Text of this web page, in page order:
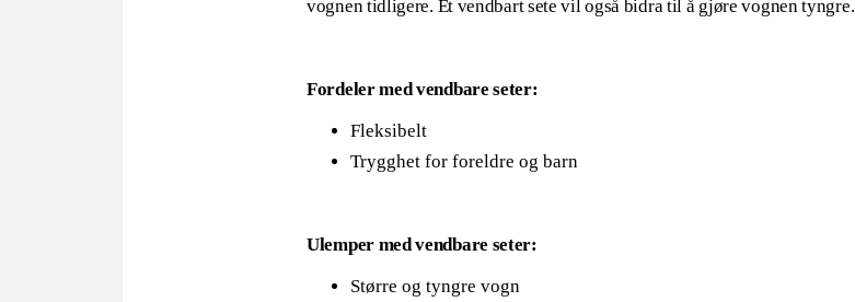
vognen tidligere. Et vendbart sete vil også bidra til å gjøre vognen tyngre.
Fordeler med vendbare seter:
Fleksibelt
Trygghet for foreldre og barn
Ulemper med vendbare seter:
Større og tyngre vogn